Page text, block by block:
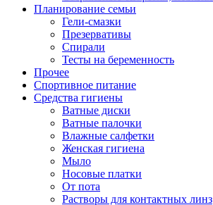
Планирование семьи
Гели-смазки
Презервативы
Спирали
Тесты на беременность
Прочее
Спортивное питание
Средства гигиены
Ватные диски
Ватные палочки
Влажные салфетки
Женская гигиена
Мыло
Носовые платки
От пота
Растворы для контактных линз